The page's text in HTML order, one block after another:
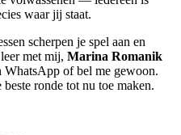
waar jij staat.
scherpen je spel aan en
met mij, Marina Romanik
of bel me gewoon.
ronde tot nu toe maken.